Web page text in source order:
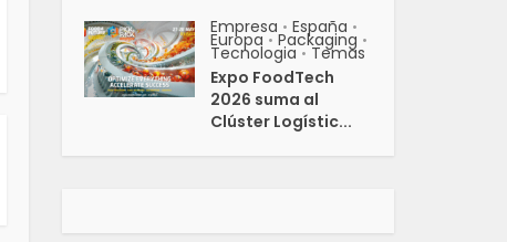
Empresa • España •
Europa • Packaging •
Tecnologia • Temas
Expo FoodTech
2026 suma al
Clúster Logístic...